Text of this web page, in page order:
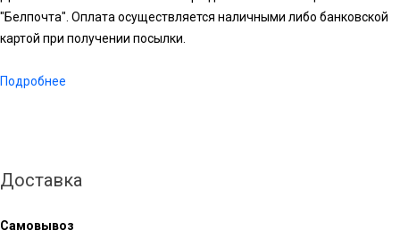
"Белпочта". Оплата осуществляется наличными либо банковской
картой при получении посылки.
Подробнее
Доставка
Самовывоз